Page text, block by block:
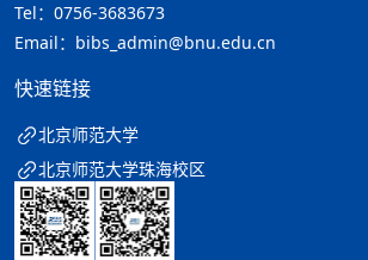
Tel：0756-3683673
Email：bibs_admin@bnu.edu.cn
快速链接
北京师范大学
北京师范大学珠海校区